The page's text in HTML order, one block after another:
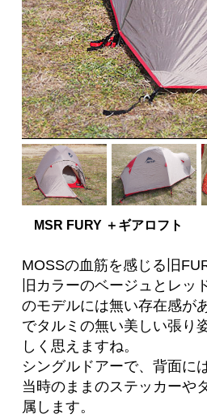
MSR FURY ＋ギアロフト
MOSSの血筋を感じる旧
旧カラーのベージュとレ
のモデルには無い存在感が
でタルミの無い美しい張り
しく思えますね。
シングルドアーで、背面に
当時のままのステッカーや
属します。